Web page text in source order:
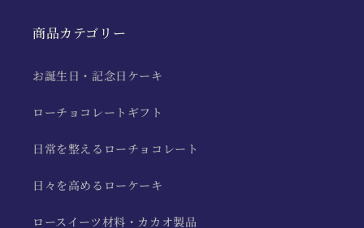
商品カテゴリー
お誕生日・記念日ケーキ
ローチョコレートギフト
日常を整えるローチョコレート
日々を高めるローケーキ
ロースイーツ材料・カカオ製品